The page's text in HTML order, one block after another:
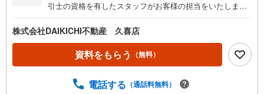
引士の資格を有したスタッフがお客様の担当をいたしま
すので、安心、安全のお取引ができる事をお約束いたしま
す。住宅ローンや火災保険、ライフライン（電気、ガス、
水道等）や税金の控除手続きまで、不動産購入に関わる全
ての手続きを私共がサポートいたします。お客様のご不明
物件以外にかかる諸経費について、「どこに、なんで、い
株式会社DAIKICHI不動産 久喜店
資料をもらう （無料）
電話する （通話料無料）